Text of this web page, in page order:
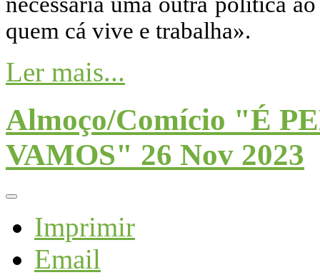
quem cá vive e trabalha».
Ler mais...
Almoço/Comício "É
VAMOS" 26 Nov 2023
Imprimir
Email